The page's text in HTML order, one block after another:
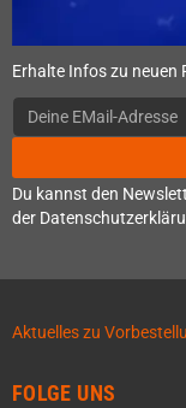
Erhalte Infos zu neuen
Du kannst den
der
Aktuelles zu
FOLGE UNS